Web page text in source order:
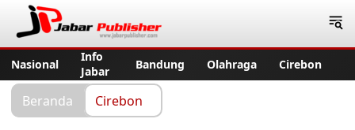
Nasional
Info
Jabar
Bandung Olahraga Cirebon
Beranda Cirebon